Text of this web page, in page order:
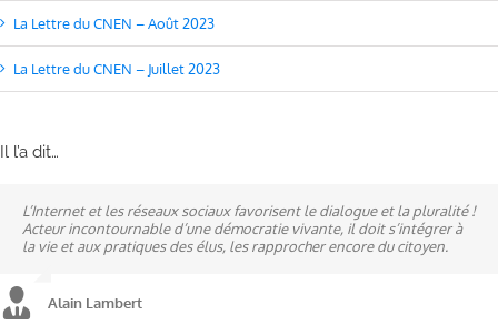
La Lettre du CNEN – Août 2023
La Lettre du CNEN – Juillet 2023
Il l’a dit…
L’Internet et les réseaux sociaux favorisent le dialogue et la pluralité !
Acteur incontournable d’une démocratie vivante, il doit s’intégrer à
la vie et aux pratiques des élus, les rapprocher encore du citoyen.
Alain Lambert
Ne pas subir, mais construire son destin, telle est la philosophie qui
n’a cessé de mobiliser la ville d’Alençon, son agglomération et ses
élus.
Alain Lambert
A mes yeux, la politique est synonyme de service : un sénateur doit
être au service des élus et des communes comme un maire sait si bien
l’être au service des habitants.
Alain Lambert